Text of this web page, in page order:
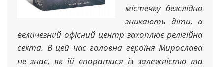
містечку безслідно
зникають діти, а
величезний офісний центр захоплює релігійна
секта. В цей час головна героїня Мирослава
не знає, як їй впоратися із залежністю та